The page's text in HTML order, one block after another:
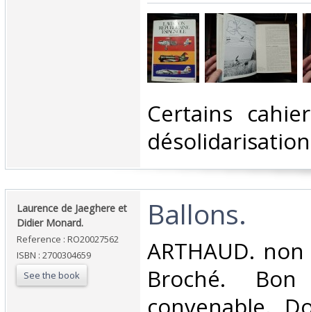
‎Certains
‎Laurence de Jaeghere et
Didier Monard.‎
Reference : RO20027562
ISBN : 2700304659
See the book
‎Ballons.‎
‎ARTHAUD.
Broché.